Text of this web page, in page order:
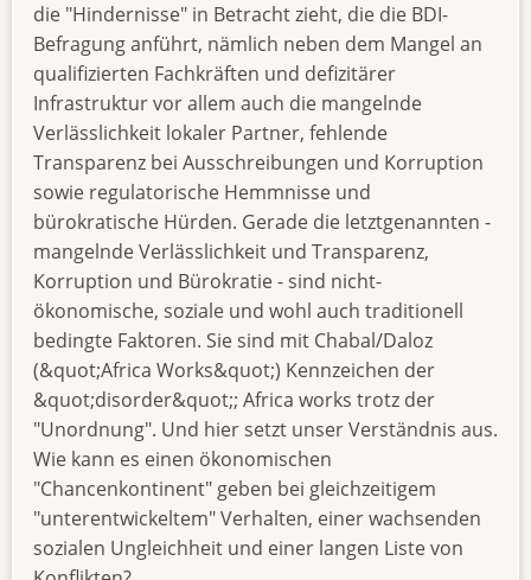
die "Hindernisse" in Betracht zieht, die die BDI-
Befragung anführt, nämlich neben dem Mangel an
qualifizierten Fachkräften und defizitärer
Infrastruktur vor allem auch die mangelnde
Verlässlichkeit lokaler Partner, fehlende
Transparenz bei Ausschreibungen und Korruption
sowie regulatorische Hemmnisse und
bürokratische Hürden. Gerade die letztgenannten -
mangelnde Verlässlichkeit und Transparenz,
Korruption und Bürokratie - sind nicht-
ökonomische, soziale und wohl auch traditionell
bedingte Faktoren. Sie sind mit Chabal/Daloz
(&quot;Africa Works&quot;) Kennzeichen der
&quot;disorder&quot;; Africa works trotz der
"Unordnung". Und hier setzt unser Verständnis aus.
Wie kann es einen ökonomischen
"Chancenkontinent" geben bei gleichzeitigem
"unterentwickeltem" Verhalten, einer wachsenden
sozialen Ungleichheit und einer langen Liste von